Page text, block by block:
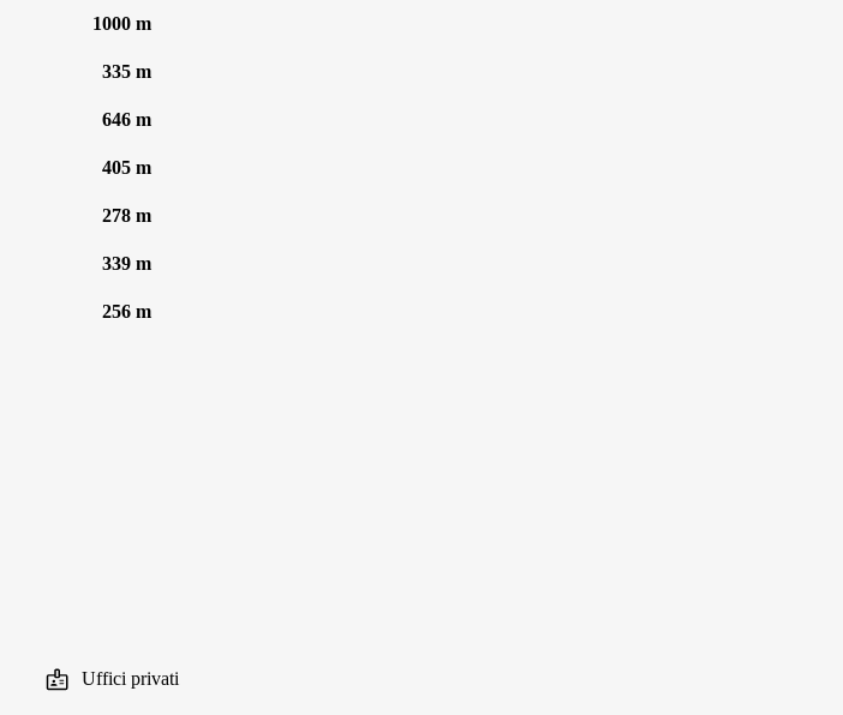
1000 m
335 m
646 m
405 m
278 m
339 m
256 m
Uffici privati